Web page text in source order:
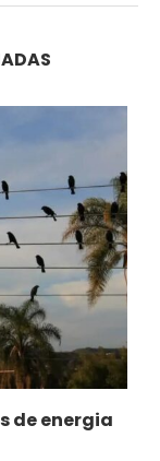
de energia